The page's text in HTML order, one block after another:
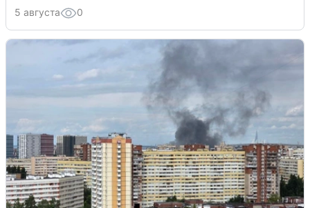
5 августа 0